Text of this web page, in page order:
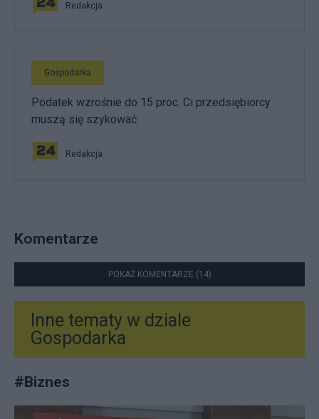
Redakcja
Gospodarka
Podatek wzrośnie do 15 proc. Ci przedsiębiorcy
muszą się szykować
Redakcja
Komentarze
POKAŻ KOMENTARZE (14)
Inne tematy w dziale
Gospodarka
#Biznes